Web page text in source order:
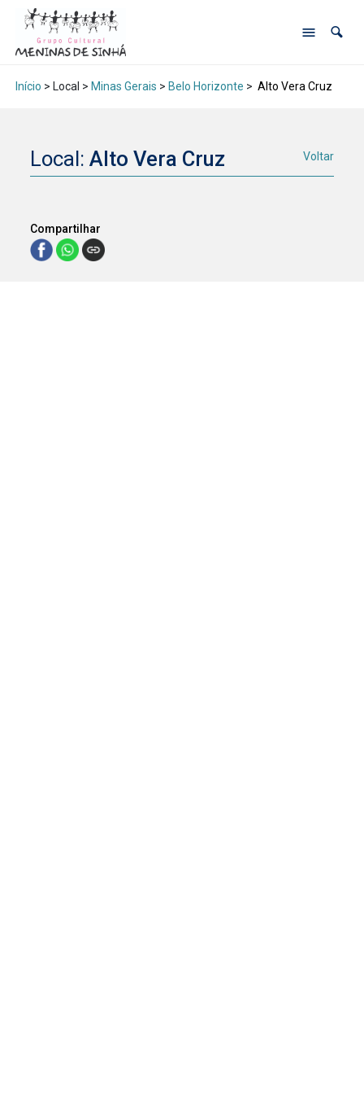
Início > Local > Minas Gerais > Belo Horizonte > Alto Vera Cruz
Local:Alto Vera Cruz Voltar
Compartilhar